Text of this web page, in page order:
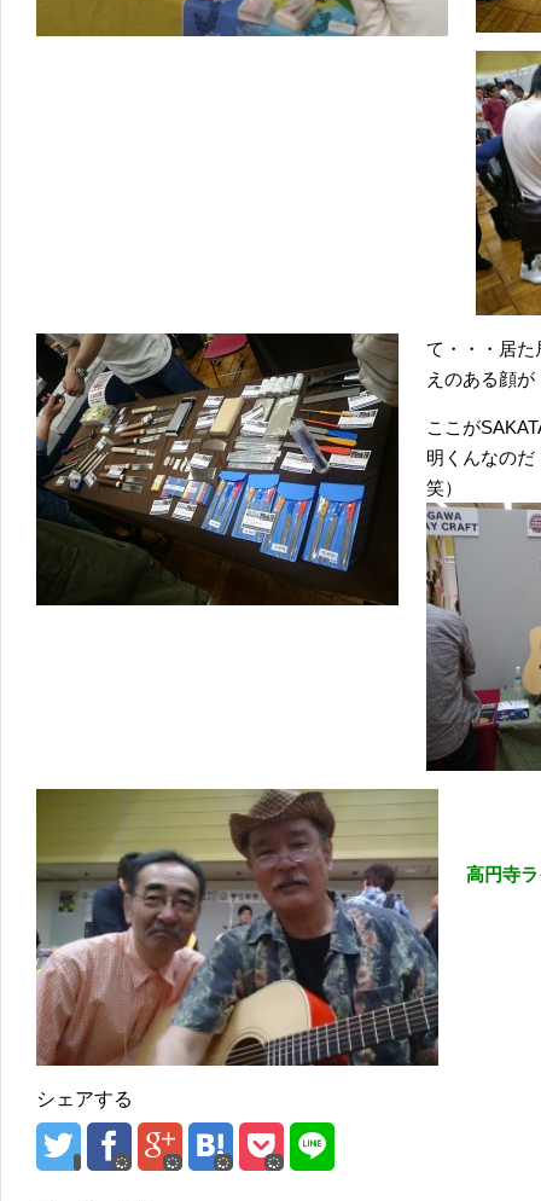
て・・・居
えのある顔が
ここが
明くんなの
笑）
高円寺
シェアする